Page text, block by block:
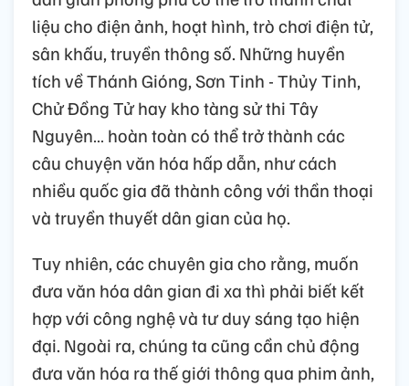
liệu cho điện ảnh, hoạt hình, trò chơi điện tử,
sân khấu, truyền thông số. Những huyền
tích về Thánh Gióng, Sơn Tinh - Thủy Tinh,
Chử Đồng Tử hay kho tàng sử thi Tây
Nguyên… hoàn toàn có thể trở thành các
câu chuyện văn hóa hấp dẫn, như cách
nhiều quốc gia đã thành công với thần thoại
và truyền thuyết dân gian của họ.
Tuy nhiên, các chuyên gia cho rằng, muốn
đưa văn hóa dân gian đi xa thì phải biết kết
hợp với công nghệ và tư duy sáng tạo hiện
đại. Ngoài ra, chúng ta cũng cần chủ động
đưa văn hóa ra thế giới thông qua phim ảnh,